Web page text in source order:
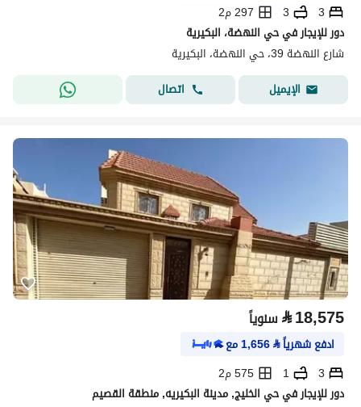
3
3
297 م2
دور للإيجار في حي النهضة، البكيرية
شارع النهضة 39، حي النهضة، البكيرية
الإيميل
اتصال
⃁18,575 سنوياً
ادفع شهرياً⃁
1,656مع
3
1
575 م2
دور للإيجار في حي الخليج, مدينة البكيريه, منطقة القصيم